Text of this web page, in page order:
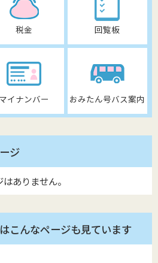
税金 回覧板
マイナンバー おみたん号バス案内
ジ
ありません。
こんなページも見ています